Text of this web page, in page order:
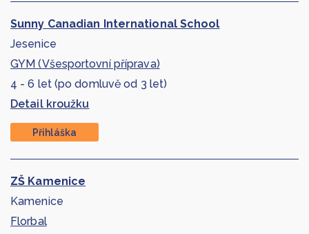
Sunny Canadian International School
Jesenice
GYM (Všesportovní příprava)
4 - 6 let (po domluvě od 3 let)
Detail kroužku
Přihláška
ZŠ Kamenice
Kamenice
Florbal